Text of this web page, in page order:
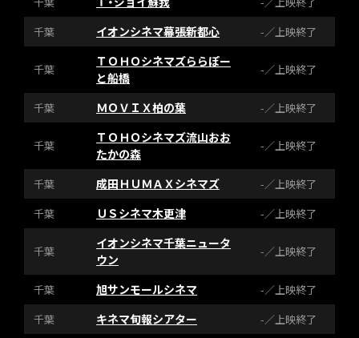
千葉
イオンシネマ幕張新都心 -／上映終了
千葉
ＴＯＨＯシネマズららぽー
と船橋
-／上映終了
千葉 ＭＯＶＩＸ柏の葉 -／上映終了
千葉
ＴＯＨＯシネマズ流山おお
たかの森
-／上映終了
千葉 成田ＨＵＭＡＸシネマズ
-／上映終了
千葉
ＵＳシネマ木更津 -／上映終了
千葉
イオンシネマ千葉ニュータ
ウン
-／上映終了
千葉 旭サンモールシネマ
-／上映終了
千葉
キネマ旬報シアター
-／上映終了